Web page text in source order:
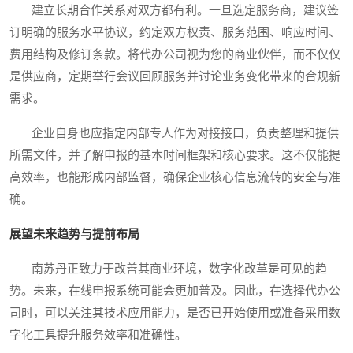
建立长期合作关系对双方都有利。一旦选定服务商，建议签
订明确的服务水平协议，约定双方权责、服务范围、响应时间、
费用结构及修订条款。将代办公司视为您的商业伙伴，而不仅仅
是供应商，定期举行会议回顾服务并讨论业务变化带来的合规新
需求。
企业自身也应指定内部专人作为对接接口，负责整理和提供
所需文件，并了解申报的基本时间框架和核心要求。这不仅能提
高效率，也能形成内部监督，确保企业核心信息流转的安全与准
确。
展望未来趋势与提前布局
南苏丹正致力于改善其商业环境，数字化改革是可见的趋
势。未来，在线申报系统可能会更加普及。因此，在选择代办公
司时，可以关注其技术应用能力，是否已开始使用或准备采用数
字化工具提升服务效率和准确性。